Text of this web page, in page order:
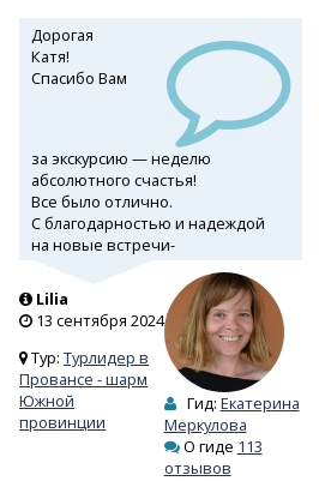
Дорогая
Катя!
Спасибо Вам
за экскурсию — неделю
абсолютного счастья!
Все было отлично.
С благодарностью и надеждой
на новые встречи-
Lilia
13 сентября 2024
Тур:Турлидер в
Провансе - шарм
Южной
провинции
Гид: Екатерина
Меркулова
О гиде 113
отзывов